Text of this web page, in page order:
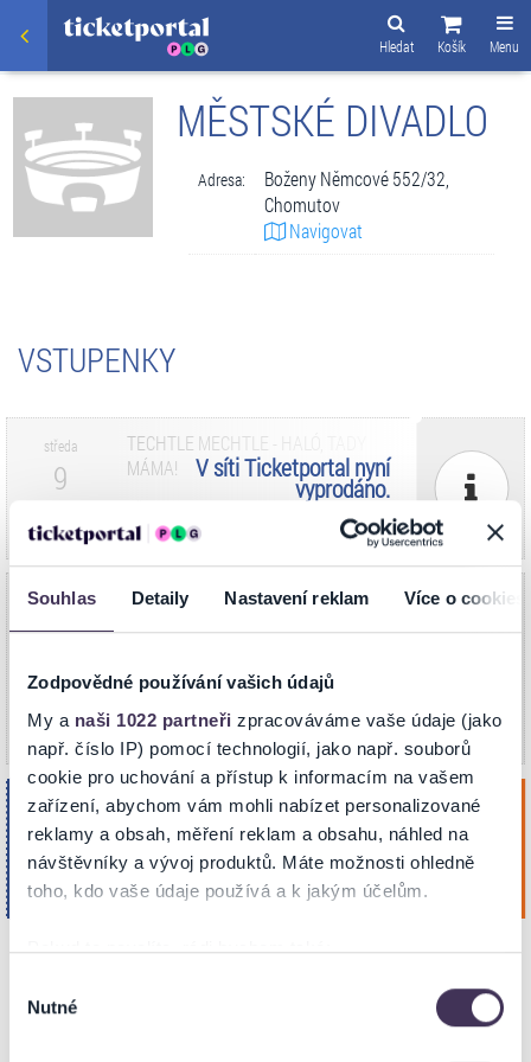
Souhlas Detaily Nastavení reklam Více o cookies
Zodpovědné používání vašich údajů
My a naši 1022 partneři zpracováváme vaše údaje (jako
např. číslo IP) pomocí technologií, jako např. souborů
cookie pro uchování a přístup k informacím na vašem
zařízení, abychom vám mohli nabízet personalizované
reklamy a obsah, měření reklam a obsahu, náhled na
návštěvníky a vývoj produktů. Máte možnosti ohledně
toho, kdo vaše údaje používá a k jakým účelům.
Pokud to povolíte, rádi bychom také:
které mohou být přesné na několik metrů
souhlasu
Nutné
Menu
Košík
Hledat
MĚSTSKÉ DIVADLO
Adresa:
Boženy Němcové 552/32,
Chomutov
Navigovat
VSTUPENKY
středa
9
16:00
V síti Ticketportal nyní
vyprodáno.
TECHTLE MECHTLE - HALÓ, TADY
MÁMA!
CHOMUTOV
Zář. 2026
V síti Ticketportal nyní
V naší síti je vyprodáno (možné uvolnění
TECHTLE MECHTLE - HALÓ, TADY
ZAČÁTKU, NOVĚ: 19:30
Městské divadlo
CHOMUTOV
čtvrtek
8
Říj. 2026
19:00
Sirény na cestách (Pogodová -
Asterová - Finková)
Městské divadlo
CHOMUTOV
Koupit
NA MAPĚ